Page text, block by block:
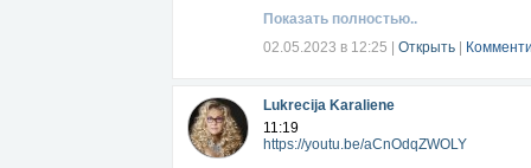
Согласно экспертам AI Trade, в конце
может подняться как минимум до 1
Таким образом, у вас только от
друзей, знакомых.
С токенами CCAIT у Вас появятся
При активом участии Вы даже сможете
Ваш УСПЕХ в Ваших руках! С
Показать полностью..
02.05.2023 в 12:25
Открыть
Lukrecija Karaliene
11:19
https://youtu.be/aCnOdqZWOLY